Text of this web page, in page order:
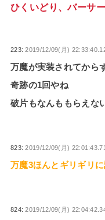
ひくいどり、バーサ
223:2019/12/09(月)
万魔が実装されてから
奇跡の1回やね
破片もなんももらえな
823:2019/12/09(月)
万魔3ほんとギリギリ
824:2019/12/09(月)